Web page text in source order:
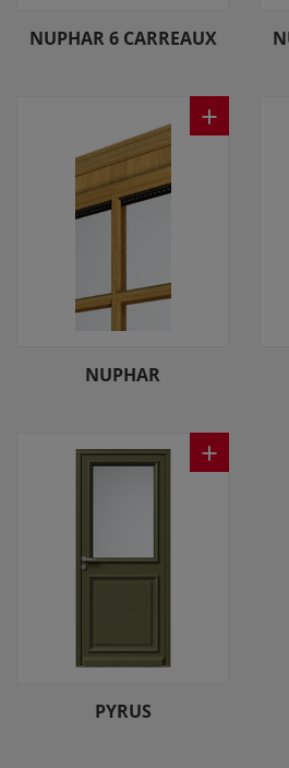
NUPHAR 6 CARREAUX
NUPHAR
+
PYRUS
+